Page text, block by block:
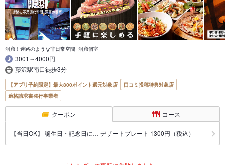
洞窟！迷路のような非日常空間 洞窟個室
3001～4000円
藤沢駅南口徒歩3分
【アプリ予約限定】最大800ポイント還元対象店
口コミ投稿特典対象店
適格請求書発行事業者
クーポン コース
【当日OK】 誕生日・記念日に… デザートプレート 1300円（税込）